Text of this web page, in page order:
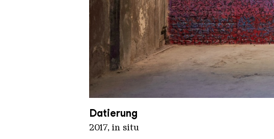
Tanc merkel
Copyright: Weltkulturerbe Völklinger
Datierung
2017, in situ